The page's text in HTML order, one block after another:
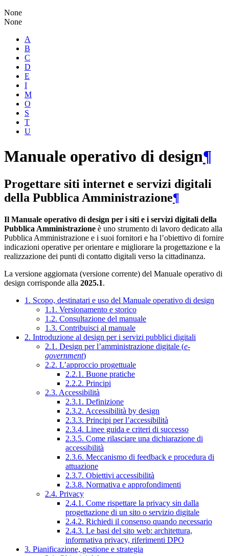
None
None
A
B
C
D
E
I
M
O
S
T
U
Manuale operativo di design¶
Progettare siti internet e servizi digitali
della Pubblica Amministrazione¶
Il Manuale operativo di design per i siti e i servizi digitali della
Pubblica Amministrazione è uno strumento di lavoro dedicato alla
Pubblica Amministrazione e i suoi fornitori e ha l’obiettivo di fornire
indicazioni operative per orientare e migliorare la progettazione e la
realizzazione dei punti di contatto digitali verso la cittadinanza.
La versione aggiornata (versione corrente) del Manuale operativo di
design corrisponde alla 2025.1.
1. Scopo, destinatari e uso del Manuale operativo di design
1.1. Versionamento e storico
1.2. Consultazione del manuale
1.3. Contribuisci al manuale
2. Introduzione al design per i servizi pubblici digitali
2.1. Design per l’amministrazione digitale (e-
government)
2.2. L’approccio progettuale
2.2.1. Buone pratiche
2.2.2. Principi
2.3. Accessibilità
2.3.1. Definizione
2.3.2. Accessibilità by design
2.3.3. Principi per l’accessibilità
2.3.4. Linee guida e criteri di successo
2.3.5. Come rilasciare una dichiarazione di
accessibilità
2.3.6. Meccanismo di feedback e procedura di
attuazione
2.3.7. Obiettivi accessibilità
2.3.8. Normativa e approfondimenti
2.4. Privacy
2.4.1. Come rispettare la privacy sin dalla
progettazione di un sito o servizio digitale
2.4.2. Richiedi il consenso quando necessario
2.4.3. Le basi del sito web: architettura,
informativa privacy, riferimenti DPO
3. Pianificazione, gestione e strategia